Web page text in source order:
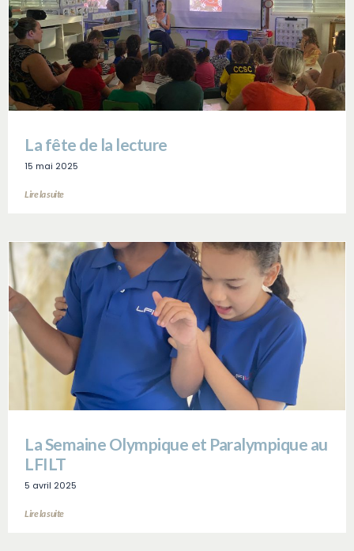
La fête de la lecture
15 mai 2025
Lire la suite
La Semaine Olympique et Paralympique au
LFILT
5 avril 2025
Lire la suite